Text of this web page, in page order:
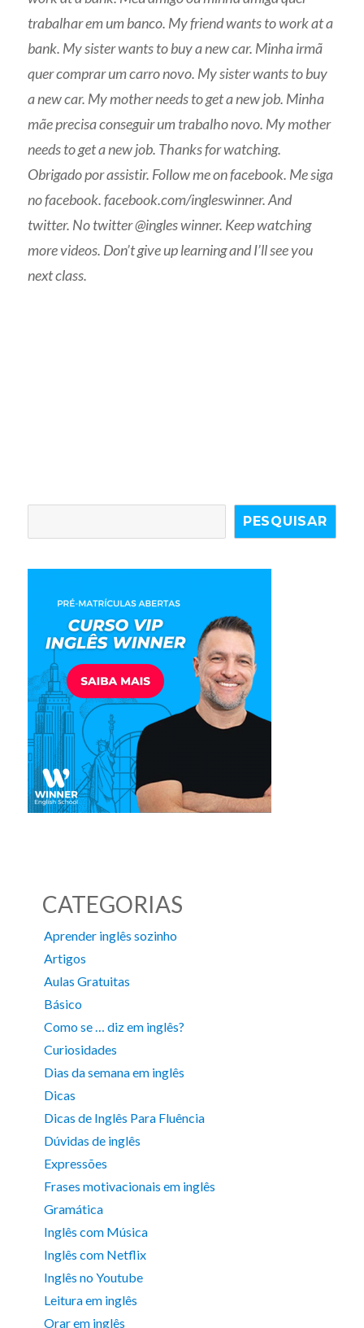
trabalhar em um banco. My friend wants to work at a
bank. My sister wants to buy a new car. Minha irmã
quer comprar um carro novo. My sister wants to buy
a new car. My mother needs to get a new job. Minha
mãe precisa conseguir um trabalho novo. My mother
needs to get a new job. Thanks for watching.
Obrigado por assistir. Follow me on facebook. Me siga
no facebook. facebook.com/ingleswinner. And
twitter. No twitter @ingles winner. Keep watching
more videos. Don’t give up learning and I’ll see you
next class.
PESQUISAR
CATEGORIAS
Aprender inglês sozinho
Artigos
Aulas Gratuitas
Básico
Como se … diz em inglês?
Curiosidades
Dias da semana em inglês
Dicas
Dicas de Inglês Para Fluência
Dúvidas de inglês
Expressões
Frases motivacionais em inglês
Gramática
Inglês com Música
Inglês com Netflix
Inglês no Youtube
Leitura em inglês
Orar em inglês